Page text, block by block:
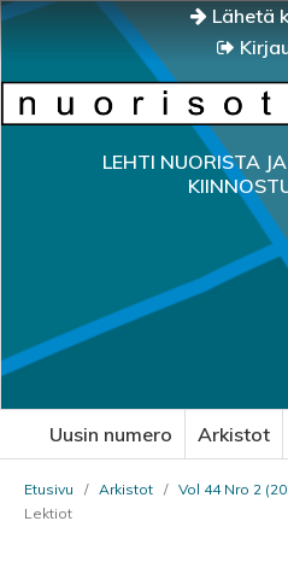
Lähetä
LEHTI NUORISTA
Uusin numero Arkistot
Etusivu / Arkistot / Vol 44 Nro 2
Lektiot